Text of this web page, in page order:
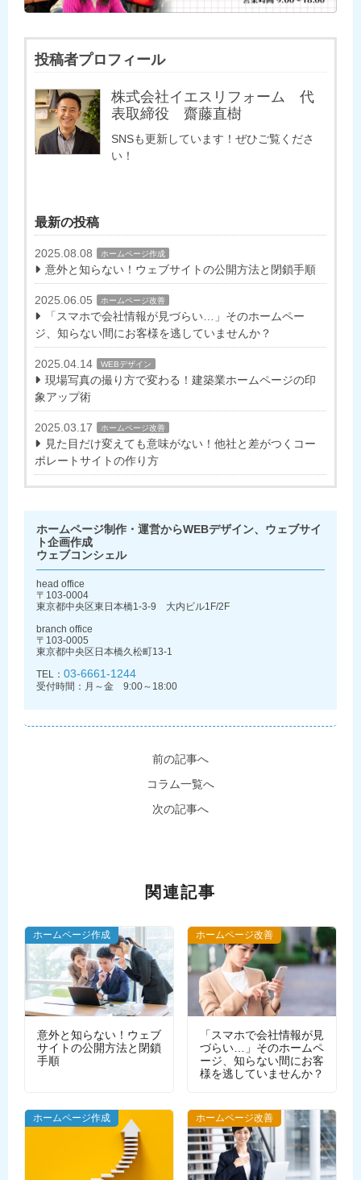
投稿者プロフィール
株式会社イエスリフォーム 代
表取締役 齋藤直樹
SNSも更新しています！ぜひご覧くださ
い！
最新の投稿
2025.08.08 ホームページ作成
意外と知らない！ウェブサイトの公開方法と閉鎖手順
2025.06.05 ホームページ改善
「スマホで会社情報が見づらい…」そのホームペー
ジ、知らない間にお客様を逃していませんか？
2025.04.14 WEBデザイン
現場写真の撮り方で変わる！建築業ホームページの印
象アップ術
2025.03.17 ホームページ改善
見た目だけ変えても意味がない！他社と差がつくコー
ポレートサイトの作り方
ホームページ制作・運営からWEBデザイン、ウェブサイ
ト企画作成
ウェブコンシェル
head office
〒103-0004
東京都中央区東日本橋1-3-9 大内ビル1F/2F
branch office
〒103-0005
東京都中央区日本橋久松町13-1
TEL： 03-6661-1244
受付時間：月～金 9:00～18:00
前の記事へ
コラム一覧へ
次の記事へ
関連記事
ホームページ作成
意外と知らない！ウェブ
サイトの公開方法と閉鎖
手順
ホームページ改善
「スマホで会社情報が見
づらい…」そのホームペ
ージ、知らない間にお客
様を逃していませんか？
WEBデザイン
ホームページ作成 ホームページ改善